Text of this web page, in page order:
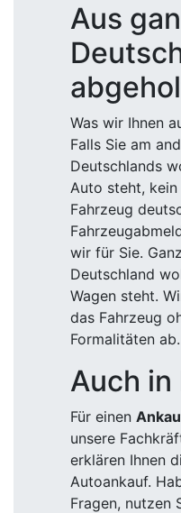
Aus
Was wir Ihnen
Falls Sie am
Deutschlands
Auto steht,
Fahrzeug
wir für Sie.
Deutschland
Wagen steht.
das Fahrzeug
Formalitäten ab.
Auch
Für einen
unsere
erklären Ihnen
Autoankauf.
Fragen, nutzen